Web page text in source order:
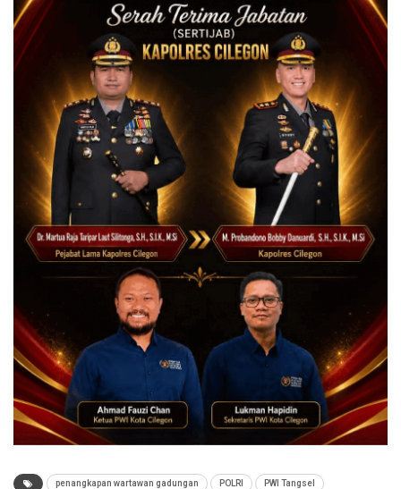
penangkapan wartawan gadungan POLRI PWI Tangsel